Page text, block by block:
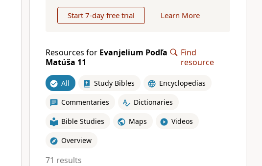
Start 7-day free trial Learn More
Resources for Evanjelium Podľa
Matúša 11
Find
resource
All Study Bibles Encyclopedias
Commentaries Dictionaries
Bible Studies Maps Videos
Overview
71 results